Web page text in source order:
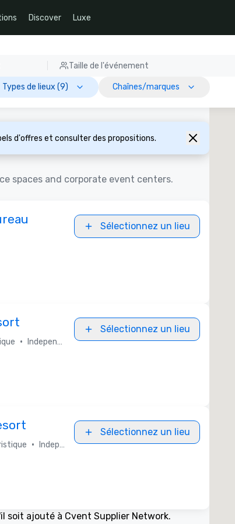
Discover Luxe
Taille de l'événement
Types de lieux (9) Chaînes/marques
d'offres et consulter des propositions.
spaces and corporate event centers.
Sélectionnez un lieu
• Independent / Other
Sélectionnez un lieu
• Independent / Other
Sélectionnez un lieu
soit ajouté à Cvent Supplier Network.